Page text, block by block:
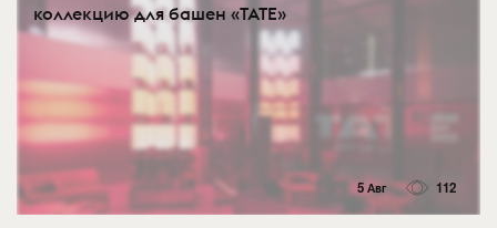
коллекцию для башен «TATE»
5 Авг 112